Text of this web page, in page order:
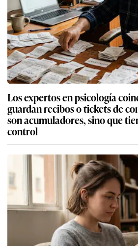
Los expertos en psicología
guardan recibos o tickets de
son acumuladores, sino que
control